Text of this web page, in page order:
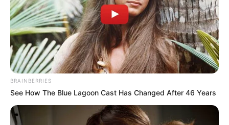
Andai Ibu Tidak Menikah
Dengan Ayah
BRAINBERRIES
See How The Blue Lagoon Cast Has Changed After 46 Years